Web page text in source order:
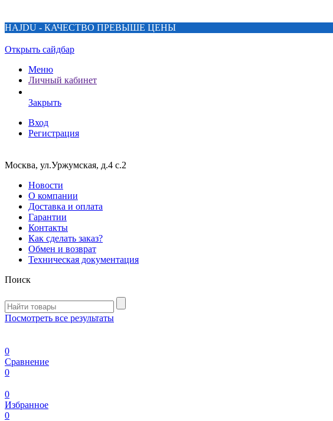
HAJDU - КАЧЕСТВО ПРЕВЫШЕ ЦЕНЫ
Открыть сайдбар
Меню
Личный кабинет
Закрыть
Вход
Регистрация
Москва, ул.Уржумская, д.4 с.2
Новости
О компании
Доставка и оплата
Гарантии
Контакты
Как сделать заказ?
Обмен и возврат
Техническая документация
Поиск
Посмотреть все результаты
0
Сравнение
0
0
Избранное
0